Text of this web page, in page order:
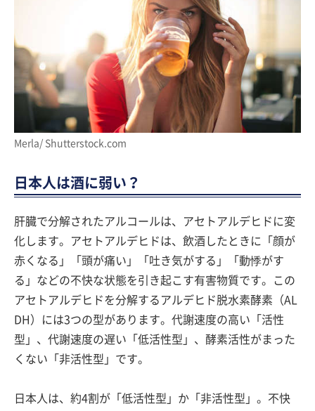
Merla/ Shutterstock.com
日本人は酒に弱い？
肝臓で分解されたアルコールは、アセトアルデヒドに変
化します。アセトアルデヒドは、飲酒したときに「顔が
赤くなる」「頭が痛い」「吐き気がする」「動悸がす
る」などの不快な状態を引き起こす有害物質です。この
アセトアルデヒドを分解するアルデヒド脱水素酵素（AL
DH）には3つの型があります。代謝速度の高い「活性
型」、代謝速度の遅い「低活性型」、酵素活性がまった
くない「非活性型」です。
日本人は、約4割が「低活性型」か「非活性型」。不快